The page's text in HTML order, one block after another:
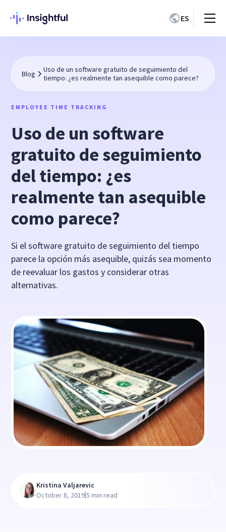
ES
Blog
Uso de un software gratuito de seguimiento del
tiempo: ¿es realmente tan asequible como parece?
EMPLOYEE TIME TRACKING
Uso de un software
gratuito de seguimiento
del tiempo: ¿es
realmente tan asequible
como parece?
Si el software gratuito de seguimiento del tiempo
parece la opción más asequible, quizás sea momento
de reevaluar los gastos y considerar otras
alternativas.
Kristina Valjarevic
October 8, 2019|5 min read